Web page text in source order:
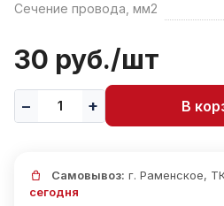
Сечение провода, мм2
30 руб./шт
В
Самовывоз: г. Раменское,
сегодня